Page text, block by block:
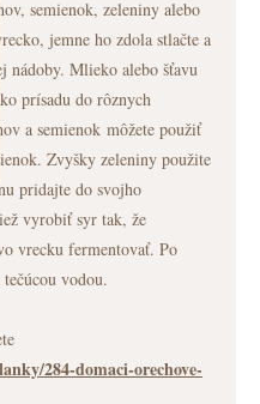
semienok, zeleniny alebo
jemne ho zdola stlačte a
nádoby. Mlieko alebo šťavu
prísadu do rôznych
a semienok môžete použiť
Zvyšky zeleniny použite
pridajte do svojho
vyrobiť syr tak, že
vrecku fermentovať. Po
vodou.
284-domaci-orechove-